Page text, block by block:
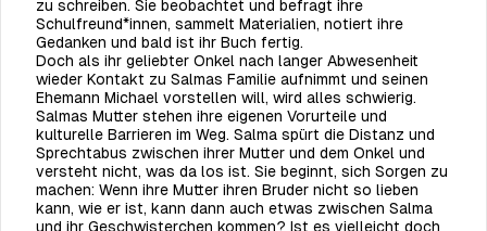
zu schreiben. Sie beobachtet und befragt ihre
Schulfreund*innen, sammelt Materialien, notiert ihre
Gedanken und bald ist ihr Buch fertig.
Doch als ihr geliebter Onkel nach langer Abwesenheit
wieder Kontakt zu Salmas Familie aufnimmt und seinen
Ehemann Michael vorstellen will, wird alles schwierig.
Salmas Mutter stehen ihre eigenen Vorurteile und
kulturelle Barrieren im Weg. Salma spürt die Distanz und
Sprechtabus zwischen ihrer Mutter und dem Onkel und
versteht nicht, was da los ist. Sie beginnt, sich Sorgen zu
machen: Wenn ihre Mutter ihren Bruder nicht so lieben
kann, wie er ist, kann dann auch etwas zwischen Salma
und ihr Geschwisterchen kommen? Ist es vielleicht doch